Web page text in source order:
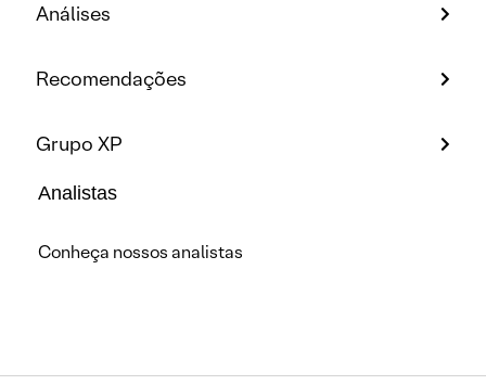
Análises
Recomendações
Grupo XP
Analistas
Conheça nossos analistas